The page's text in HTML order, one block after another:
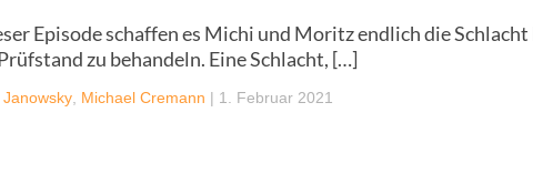
Episode schaffen es Michi und Moritz endlich die
zu behandeln. Eine Schlacht, […]
Michael Cremann | 1. Februar 2021